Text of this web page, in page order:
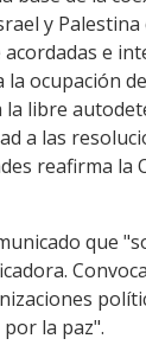
y
e
la ocupación
libre
a las
reafirma la
que
la paz".